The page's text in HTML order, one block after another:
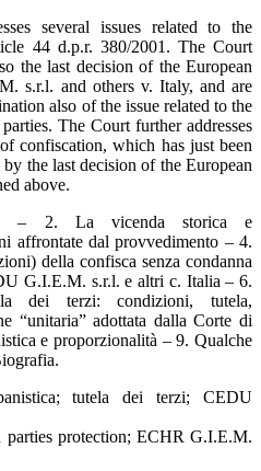
several issues related to the
44 d.p.r. 380/2001. The Court
the last decision of the European
s.r.l. and others v. Italy, and are
also of the issue related to the
The Court further addresses
confiscation, which has just been
the last decision of the European
above.
– 2. La vicenda storica e
affrontate dal provvedimento – 4.
della confisca senza condanna
G.I.E.M. s.r.l. e altri c. Italia – 6.
dei terzi: condizioni, tutela,
“unitaria” adottata dalla Corte di
e proporzionalità – 9. Qualche
tutela dei terzi; CEDU
parties protection; ECHR G.I.E.M.